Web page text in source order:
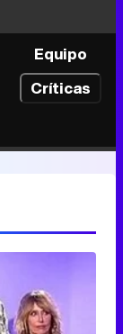
Equipo
Críticas